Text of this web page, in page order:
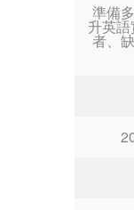
準備
升英
者、